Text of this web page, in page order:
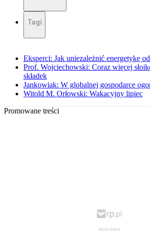
Tagi
Eksperci: Jak uniezależnić energetykę
Prof. Wojciechowski: Coraz więcej
składek
Jankowiak: W globalnej gospodarce
Witold M. Orłowski: Wakacyjny lipiec
Promowane treści